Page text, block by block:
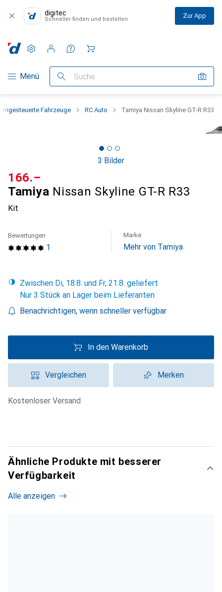
digitec
Schneller finden und bestellen Zur App
Navigation nach Kategorien
Menü Suche
Einstellungen
Kundenkonto
Vergleichslisten
Merklisten
Warenkorb
Fahrzeuge RC Auto Tamiya Nissan Skyline GT-R R33
3 Bilder
Tamiya Nissan Skyline GT-R R33
Kit
CHF
166.–
1
Bewertungen Marke
Mehr von Tamiya
Zwischen Di, 18.8. und Fr, 21.8. geliefert
Nur 3 Stück an Lager beim Lieferanten
Benachrichtigen, wenn schneller verfügbar
In den Warenkorb
Vergleichen Merken
kostenloser Versand
Ähnliche Produkte mit besserer
Verfügbarkeit
Alle anzeigen